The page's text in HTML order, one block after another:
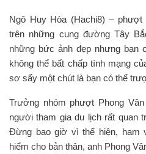
Ngô Huy Hòa (Hachi8) – phượt
trên những cung đường Tây
những bức ảnh đẹp nhưng bạn
không thể bất chấp tính mạng
sơ sẩy một chút là bạn có thể
Trưởng nhóm phượt Phong
người tham gia du lịch rất quan
Đừng bao giờ vì thể hiện, ham
hiểm cho bản thân, anh Phong